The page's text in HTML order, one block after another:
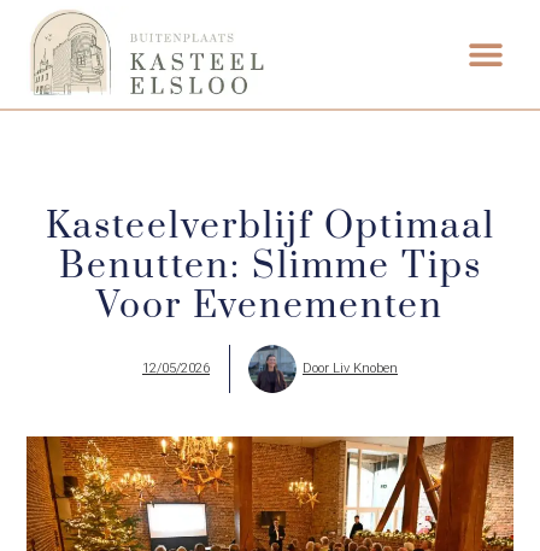
Kasteelverblijf Optimaal
Benutten: Slimme Tips
Voor Evenementen
12/05/2026 Door Liv Knoben